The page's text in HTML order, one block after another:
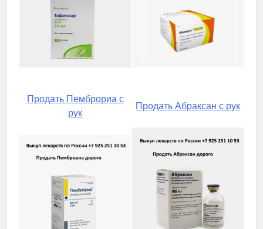
Продать Пемброриа с
рук
Продать Абраксан с рук